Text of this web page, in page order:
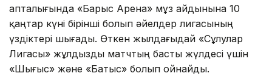
апталығында «Барыс Арена» мұз айдынына 10
қаңтар күні бірінші болып әйелдер лигасының
үздіктері шығады. Өткен жылдағыдай «Сұлулар
Лигасы» жұлдызды матчтың басты жүлдесі үшін
«Шығыс» және «Батыс» болып ойнайды.